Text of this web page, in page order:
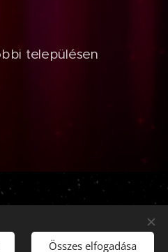
településen
Összes elfogadása